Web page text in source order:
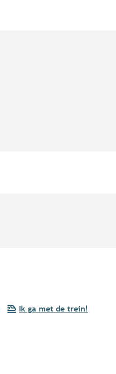
Ik ga met de trein!